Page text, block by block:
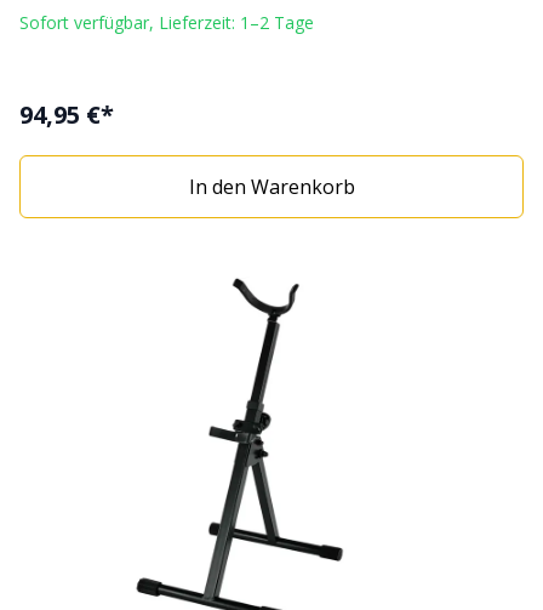
Sofort verfügbar, Lieferzeit: 1–2 Tage
94,95 €*
In den Warenkorb